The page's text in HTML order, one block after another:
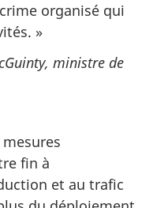
organisé qui
»
ministre de
fin à
et au trafic